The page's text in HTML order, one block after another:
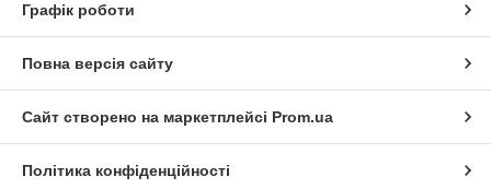
Графік роботи
Повна версія сайту
Сайт створено на маркетплейсі Prom.ua
Політика конфіденційності